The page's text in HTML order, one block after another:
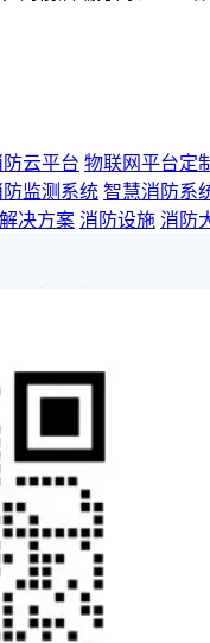
云平台 物联网平台定
防监测系统 智慧消防系
决方案 消防设施 消防